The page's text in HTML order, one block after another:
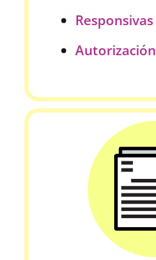
Responsivas
Autorización